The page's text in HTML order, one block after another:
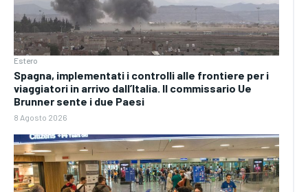
Estero
Spagna, implementati i controlli alle frontiere per i
viaggiatori in arrivo dall’Italia. Il commissario Ue
Brunner sente i due Paesi
8 Agosto 2026